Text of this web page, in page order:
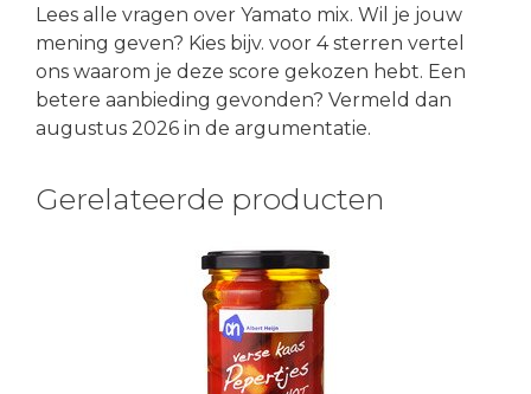
Lees alle vragen over Yamato mix. Wil je jouw
mening geven? Kies bijv. voor 4 sterren vertel
ons waarom je deze score gekozen hebt. Een
betere aanbieding gevonden? Vermeld dan
augustus 2026 in de argumentatie.
Gerelateerde producten